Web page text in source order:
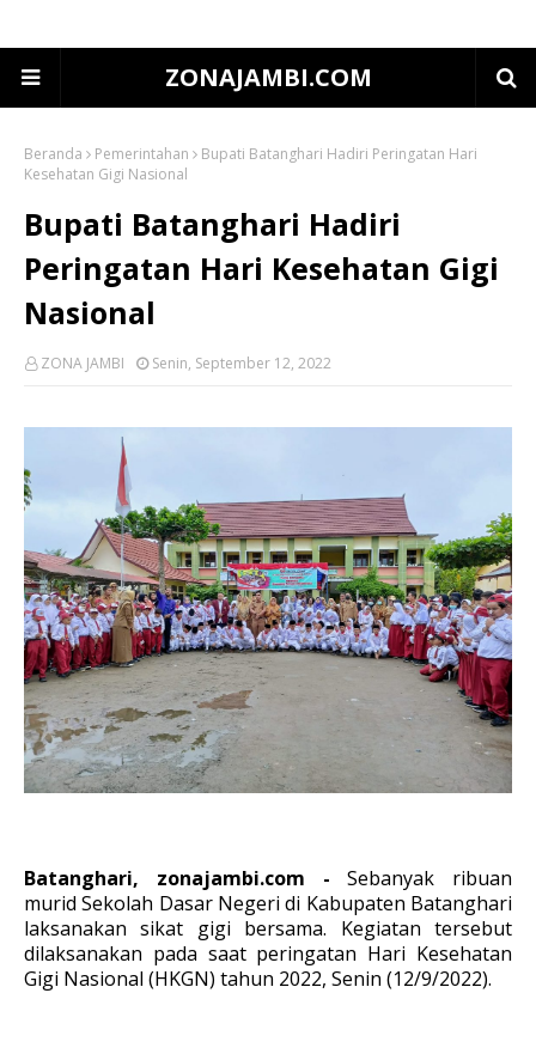
ZONAJAMBI.COM
Beranda Pemerintahan
Bupati Batanghari Hadiri Peringatan Hari
Kesehatan Gigi Nasional
Bupati Batanghari Hadiri
Peringatan Hari Kesehatan Gigi
Nasional
ZONA JAMBI Senin, September 12, 2022
Batanghari, zonajambi.com - Sebanyak ribuan
murid Sekolah Dasar Negeri di Kabupaten Batanghari
laksanakan sikat gigi bersama. Kegiatan tersebut
dilaksanakan pada saat peringatan Hari Kesehatan
Gigi Nasional (HKGN) tahun 2022, Senin (12/9/2022).